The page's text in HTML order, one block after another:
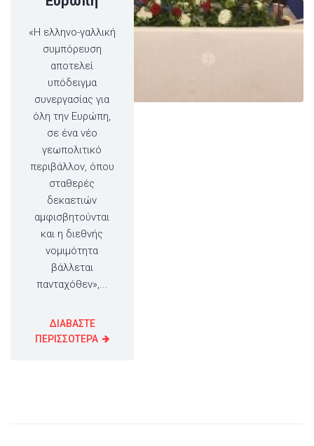
«Η ελληνο-γαλλική
συμπόρευση
αποτελεί
υπόδειγμα
συνεργασίας για
όλη την Ευρώπη,
σε ένα νέο
γεωπολιτικό
περιβάλλον, όπου
σταθερές
δεκαετιών
αμφισβητούνται
και η διεθνής
νομιμότητα
βάλλεται
πανταχόθεν»,...
ΔΙΑΒΑΣΤΕ
ΠΕΡΙΣΣΟΤΕΡΑ